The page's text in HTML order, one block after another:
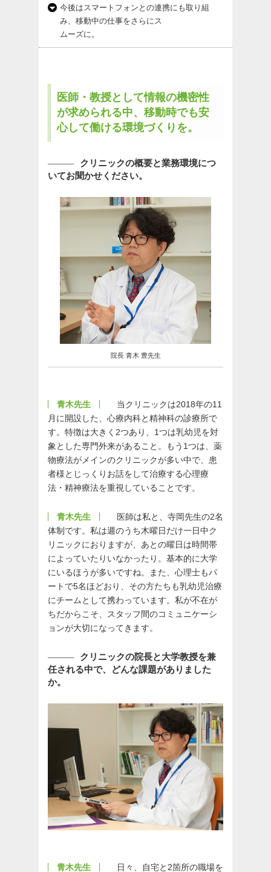
今後はスマートフォンとの連携にも取り組
み、移動中の仕事をさらにス
ムーズに。
医師・教授として情報の機密性
が求められる中、移動時でも安
心して働ける環境づくりを。
クリニックの概要と業務環境につ
いてお聞かせください。
院長 青木 豊先生
青木先生
当クリニックは2018年の11
月に開設した、心療内科と精神科の診療所で
す。特徴は大きく2つあり、1つは乳幼児を対
象とした専門外来があること。もう1つは、薬
物療法がメインのクリニックが多い中で、患
者様とじっくりお話をして治療する心理療
法・精神療法を重視していることです。
青木先生
医師は私と、寺岡先生の2名
体制です。私は週のうち木曜日だけ一日中ク
リニックにおりますが、あとの曜日は時間帯
によっていたりいなかったり。基本的に大学
にいるほうが多いですね。また、心理士もパ
ートで5名ほどおり、その方たちも乳幼児治療
にチームとして携わっています。私が不在が
ちだからこそ、スタッフ間のコミュニケーシ
ョンが大切になってきます。
クリニックの院長と大学教授を兼
任される中で、どんな課題がありました
か。
青木先生 日々、自宅と2箇所の職場を